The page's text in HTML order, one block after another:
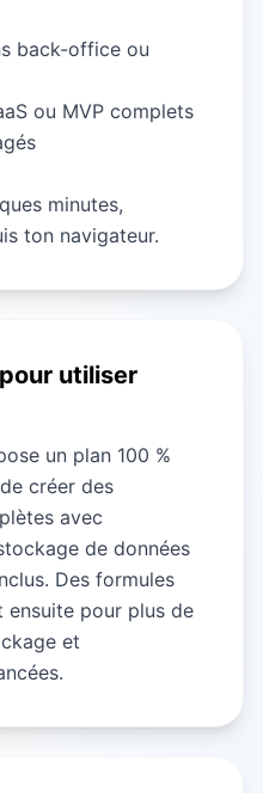
back-office ou
ou MVP complets
minutes,
ton navigateur.
utiliser
un plan 100 %
créer des
avec
de données
Des formules
ensuite pour plus de
et